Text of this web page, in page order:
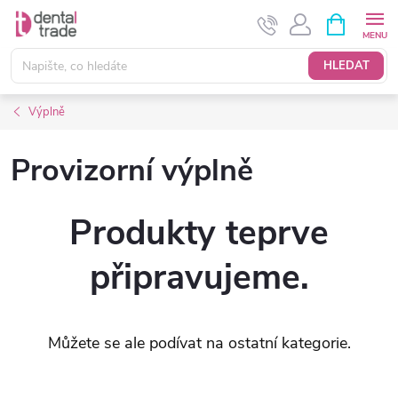
Přejít
obsah
HLEDAT
NÁKUPNÍ
KOŠÍK
Výplně
Provizorní výplně
Produkty teprve
připravujeme.
Můžete se ale podívat na ostatní kategorie.